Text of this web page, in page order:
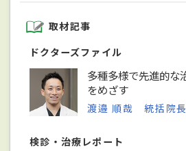
取材記事
ドクターズファイル
多種多様で先進的な
をめざす
渡邉 順哉 統括院長
検診・治療レポート